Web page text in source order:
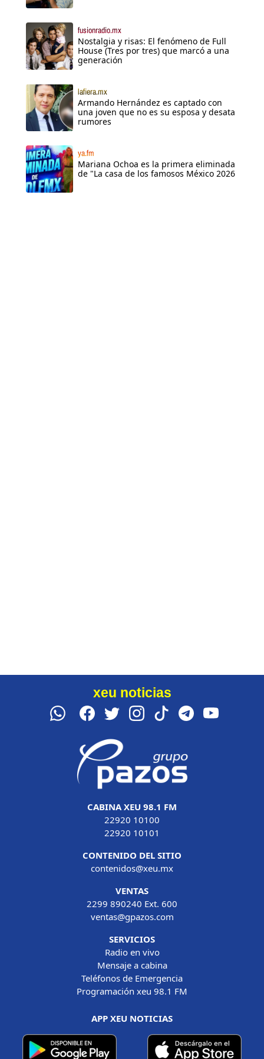
fusionradio.mx
Nostalgia y risas: El fenómeno de Full
House (Tres por tres) que marcó a una
generación
lafiera.mx
Armando Hernández es captado con
una joven que no es su esposa y desata
rumores
ya.fm
Mariana Ochoa es la primera eliminada
de "La casa de los famosos México 2026
xeu noticias
CABINA XEU 98.1 FM
22920 10100
22920 10101
CONTENIDO DEL SITIO
contenidos@xeu.mx
VENTAS
2299 890240 Ext. 600
ventas@gpazos.com
SERVICIOS
Radio en vivo
Mensaje a cabina
Teléfonos de Emergencia
Programación xeu 98.1 FM
APP XEU NOTICIAS